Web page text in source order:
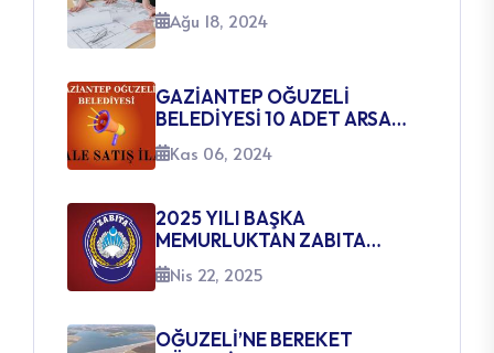
Ağu 18, 2024
GAZİANTEP OĞUZELİ
BELEDİYESİ 10 ADET ARSA
SATIŞ İHALE İLANI
Kas 06, 2024
2025 YILI BAŞKA
MEMURLUKTAN ZABITA
MEMURLUĞUNA GEÇİŞ SINAVI
AÇILACAK KADROLARA
Nis 22, 2025
OĞUZELİ’NE BEREKET